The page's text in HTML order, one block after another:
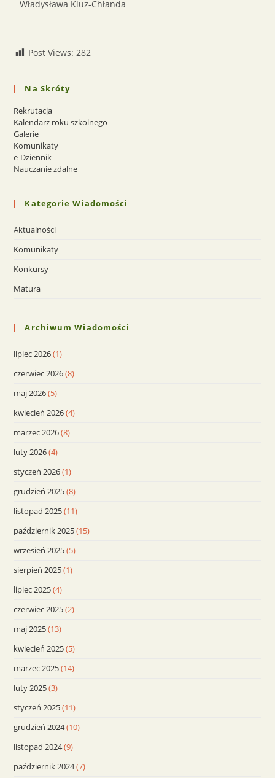
Władysława Kluz-Chłanda
Post Views: 282
Na Skróty
Rekrutacja
Kalendarz roku szkolnego
Galerie
Komunikaty
e-Dziennik
Nauczanie zdalne
Kategorie Wiadomości
Aktualności
Komunikaty
Konkursy
Matura
Archiwum Wiadomości
lipiec 2026(1)
czerwiec 2026(8)
maj 2026(5)
kwiecień 2026(4)
marzec 2026(8)
luty 2026(4)
styczeń 2026(1)
grudzień 2025(8)
listopad 2025(11)
październik 2025(15)
wrzesień 2025(5)
sierpień 2025(1)
lipiec 2025(4)
czerwiec 2025(2)
maj 2025(13)
kwiecień 2025(5)
marzec 2025(14)
luty 2025(3)
styczeń 2025(11)
grudzień 2024(10)
listopad 2024(9)
październik 2024(7)